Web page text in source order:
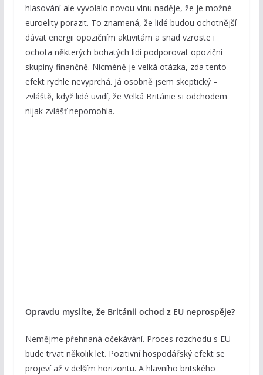
hlasování ale vyvolalo novou vlnu naděje, že je možné
euroelity porazit. To znamená, že lidé budou ochotnější
dávat energii opozičním aktivitám a snad vzroste i
ochota některých bohatých lidí podporovat opoziční
skupiny finančně. Nicméně je velká otázka, zda tento
efekt rychle nevyprchá. Já osobně jsem skeptický –
zvláště, když lidé uvidí, že Velká Británie si odchodem
nijak zvlášť nepomohla.
Opravdu myslíte, že Británii ochod z EU neprospěje?
Nemějme přehnaná očekávání. Proces rozchodu s EU
bude trvat několik let. Pozitivní hospodářský efekt se
projeví až v delším horizontu. A hlavního britského